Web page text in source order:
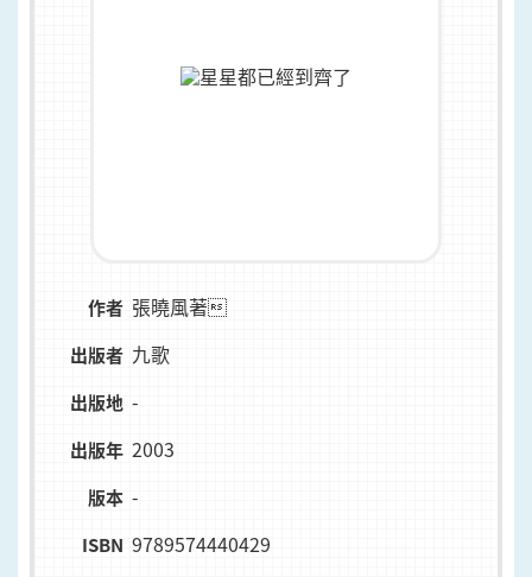
作者 張曉風著
出版者 九歌
出版地 -
出版年 2003
版本 -
ISBN 9789574440429